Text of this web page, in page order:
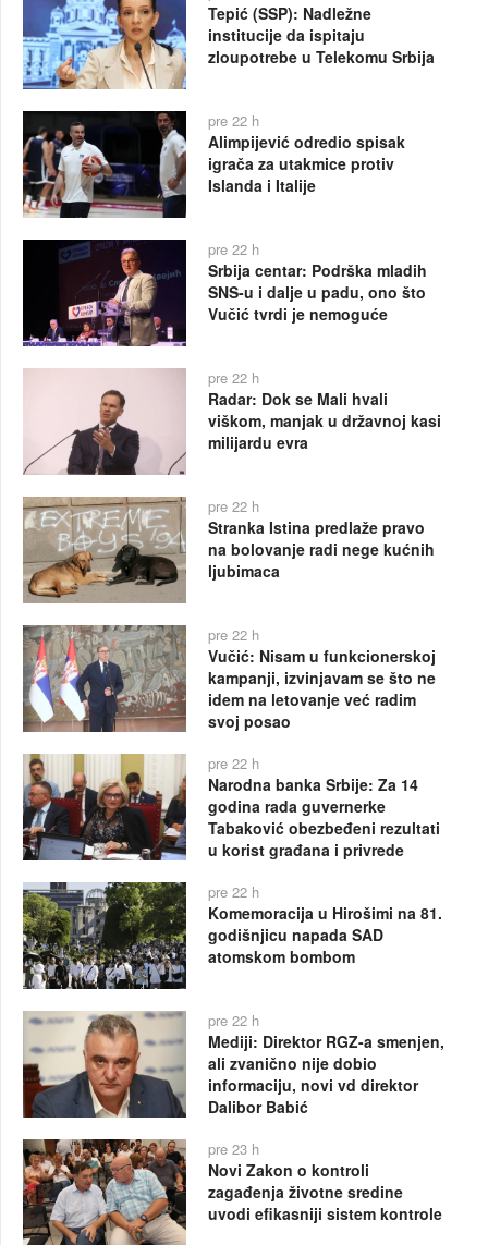
Tepić (SSP): Nadležne
institucije da ispitaju
zloupotrebe u Telekomu Srbija
pre 22 h
Alimpijević odredio spisak
igrača za utakmice protiv
Islanda i Italije
pre 22 h
Srbija centar: Podrška mladih
SNS-u i dalje u padu, ono što
Vučić tvrdi je nemoguće
pre 22 h
Radar: Dok se Mali hvali
viškom, manjak u državnoj kasi
milijardu evra
pre 22 h
Stranka Istina predlaže pravo
na bolovanje radi nege kućnih
ljubimaca
pre 22 h
Vučić: Nisam u funkcionerskoj
kampanji, izvinjavam se što ne
idem na letovanje već radim
svoj posao
pre 22 h
Narodna banka Srbije: Za 14
godina rada guvernerke
Tabaković obezbeđeni rezultati
u korist građana i privrede
pre 22 h
Komemoracija u Hirošimi na 81.
godišnjicu napada SAD
atomskom bombom
pre 22 h
Mediji: Direktor RGZ-a smenjen,
ali zvanično nije dobio
informaciju, novi vd direktor
Dalibor Babić
pre 23 h
Novi Zakon o kontroli
zagađenja životne sredine
uvodi efikasniji sistem kontrole